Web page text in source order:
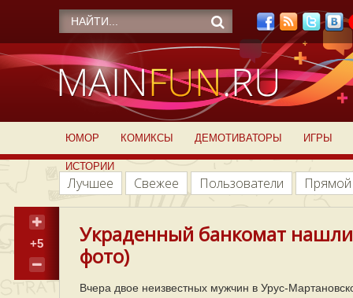
ЮМОР КОМИКСЫ ДЕМОТИВАТОРЫ ИГРЫ
ИСТОРИИ
Лучшее Свежее Пользователи
+5
Украденный банкомат нашли
фото)
Вчера двое неизвестных мужчин в Урус-